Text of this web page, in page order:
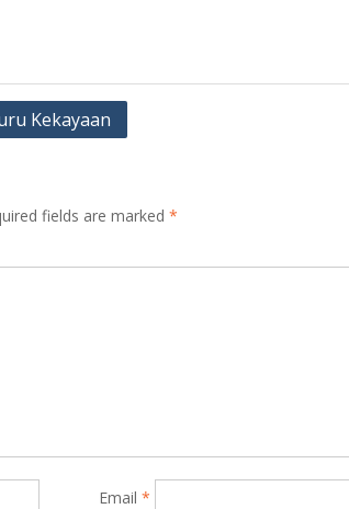
Kekayaan
fields are marked *
Email *